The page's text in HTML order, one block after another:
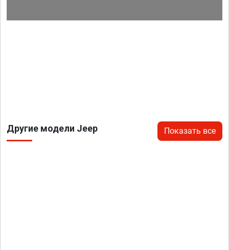
Другие модели Jeep Показать все